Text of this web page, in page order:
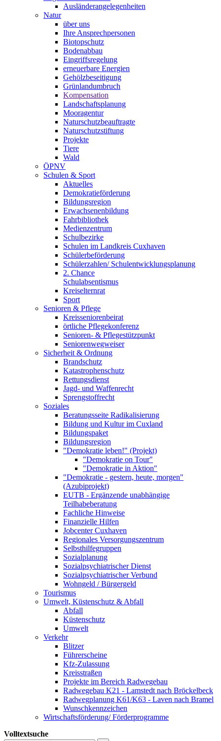
Ausländerangelegenheiten
Natur
über uns
Ihre Ansprechpersonen
Biotopschutz
Bodenabbau
Eingriffsregelung
erneuerbare Energien
Gehölzbeseitigung
Grünlandumbruch
Kompensation
Landschaftsplanung
Mooragentur
Naturschutzbeauftragte
Naturschutzstiftung
Projekte
Tiere
Wald
ÖPNV
Schulen & Sport
Aktuelles
Demokratieförderung
Bildungsregion
Erwachsenenbildung
Fahrbibliothek
Medienzentrum
Schulbezirke
Schulen im Landkreis Cuxhaven
Schülerbeförderung
Schülerzahlen/ Schulentwicklungsplanung
2. Chance
Schulabsentismus
Kreiselternrat
Sport
Senioren & Pflege
Kreisseniorenbeirat
örtliche Pflegekonferenz
Senioren- & Pflegestützpunkt
Seniorenwegweiser
Sicherheit & Ordnung
Brandschutz
Katastrophenschutz
Rettungsdienst
Jagd- und Waffenrecht
Sprengstoffrecht
Soziales
Beratungsseite Radikalisierung
Bildung und Kultur im Cuxland
Bildungspaket
Bildungsregion
"Demokratie leben!" (Projekt)
"Demokratie on Tour"
"Demokratie in Aktion"
"Demokratie - gestern, heute, morgen"
(Azubiprojekt)
EUTB - Ergänzende unabhängige
Teilhabeberatung
Fachliche Hinweise
Finanzielle Hilfen
Jobcenter Cuxhaven
Regionales Versorgungszentrum
Selbsthilfegruppen
Sozialplanung
Sozialpsychiatrischer Dienst
Sozialpsychiatrischer Verbund
Wohngeld / Bürgergeld
Tourismus
Umwelt, Küstenschutz & Abfall
Abfall
Küstenschutz
Umwelt
Verkehr
Blitzer
Führerscheine
Kfz-Zulassung
Kreisstraßen
Projekte im Bereich Radwegebau
Radwegebau K21 - Lamstedt nach Bröckelbeck
Radwegplanung K61/K63 - Laven nach Bramel
Wunschkennzeichen
Wirtschaftsförderung/ Förderprogramme
Volltextsuche